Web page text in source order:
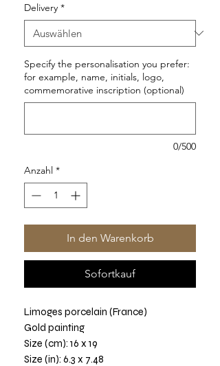
Delivery *
Specify the personalisation you prefer:
for example, name, initials, logo,
commemorative inscription (optional)
0/500
Anzahl *
In den Warenkorb
Sofortkauf
Limoges porcelain (France)
Gold painting
Size (cm): 16 x 19
Size (in): 6.3 x 7.48